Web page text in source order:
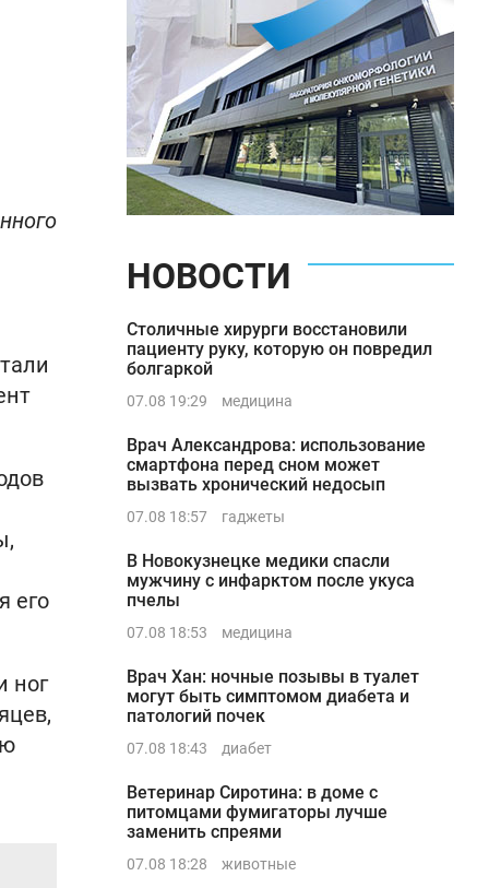
его
ног
НОВОСТИ
Столичные хирурги восстановили
пациенту руку, которую он повредил
болгаркой
07.08 19:29 медицина
Врач Александрова: использование
смартфона перед сном может
вызвать хронический недосып
07.08 18:57 гаджеты
В Новокузнецке медики спасли
мужчину с инфарктом после укуса
пчелы
07.08 18:53 медицина
Врач Хан: ночные позывы в туалет
могут быть симптомом диабета и
патологий почек
07.08 18:43 диабет
Ветеринар Сиротина: в доме с
питомцами фумигаторы лучше
заменить спреями
07.08 18:28 животные